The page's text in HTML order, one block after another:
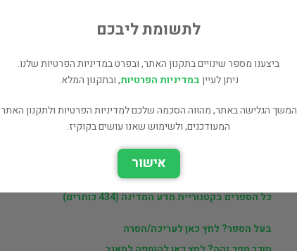
ספרים נוספים למכירה של findabook.co.il
כל הספרים בקטגוריית מדע המדינה (434 כותרים)
בעל הספר? לחץ כאן לעריכה/הסרה
לתשומת ליבכם
ביצענו מספר שינויים בתקנון האתר, ובפרט במדיניות הפרטיות שלנו.
ניתן לעייןבמדיניות הפרטיות, ובתקנון המלא.
המשך הגלישה באתר, מהווה הסכמה שלכם למדיניות הפרטיות ולתקנון האתר
המעודכנים, ולשימוש שאנו עושים בקוקיז.
אישור